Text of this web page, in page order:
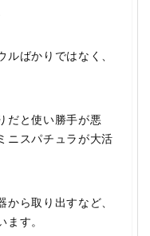
ルばかりではなく、
だと使い勝手が悪
ニスパチュラが大活
ら取り出すなど、
ます。